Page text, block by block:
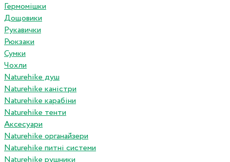
Гермомішки
Дощовики
Рукавички
Рюкзаки
Сумки
Чохли
Naturehike душ
Naturehike каністри
Naturehike карабіни
Naturehike тенти
Аксесуари
Naturehike органайзери
Naturehike питні системи